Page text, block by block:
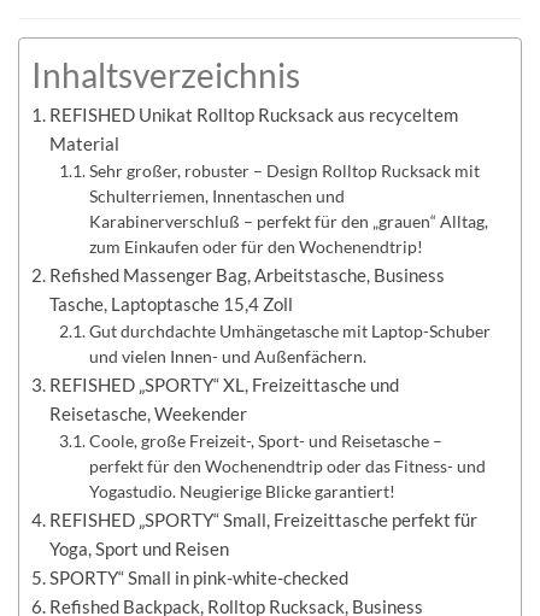
Inhaltsverzeichnis
REFISHED Unikat Rolltop Rucksack aus recyceltem
Material
Sehr großer, robuster – Design Rolltop Rucksack mit
Schulterriemen, Innentaschen und
Karabinerverschluß – perfekt für den „grauen“ Alltag,
zum Einkaufen oder für den Wochenendtrip!
Refished Massenger Bag, Arbeitstasche, Business
Tasche, Laptoptasche 15,4 Zoll
Gut durchdachte Umhängetasche mit Laptop-Schuber
und vielen Innen- und Außenfächern.
REFISHED „SPORTY“ XL, Freizeittasche und
Reisetasche, Weekender
Coole, große Freizeit-, Sport- und Reisetasche –
perfekt für den Wochenendtrip oder das Fitness- und
Yogastudio. Neugierige Blicke garantiert!
REFISHED „SPORTY“ Small, Freizeittasche perfekt für
Yoga, Sport und Reisen
SPORTY“ Small in pink-white-checked
Refished Backpack, Rolltop Rucksack, Business